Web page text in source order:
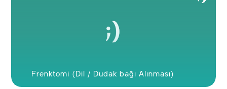
Frenktomi (Dil / Dudak bağı Alınması)